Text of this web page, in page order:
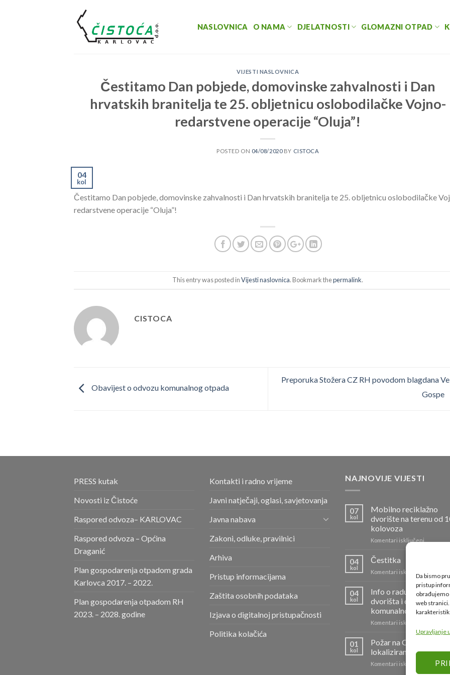
Da bismo
pristup
obrađujemo
web
Upravljanje
NASLOVNICA O NAMA DJELATNOSTI GLOMAZNI OTPAD
VIJESTI NASLOVNICA
Čestitamo Dan pobjede, domovinske zahvalnosti i Dan
hrvatskih branitelja te 25. obljetnicu oslobodilačke Vojno-
redarstvene operacije “Oluja”!
POSTED ON 04/08/2020BY CISTOCA
04
kol
Čestitamo Dan pobjede, domovinske zahvalnosti i Dan hrvatskih branitelja te 25. obljetnicu oslobodilačke
redarstvene operacije “Oluja”!
This entry was posted inVijesti naslovnica. Bookmark thepermalink.
CISTOCA
Obavijest o odvozu komunalnog otpada
Preporuka Stožera CZ RH povodom blagdana
Gospe
PRESS kutak
Novosti iz Čistoće
Raspored odvoza– KARLOVAC
Raspored odvoza – Općina
Draganić
Plan gospodarenja otpadom grada
Karlovca 2017. – 2022.
Plan gospodarenja otpadom RH
2023. – 2028. godine
Kontakti i radno vrijeme
Javni natječaji, oglasi, savjetovanja
Javna nabava
Zakoni, odluke, pravilnici
Arhiva
Pristup informacijama
Zaštita osobnih podataka
Izjava o digitalnoj pristupačnosti
Politika kolačića
NAJNOVIJE VIJESTI
07
kol
Mobilno reciklažno
dvorište na terenu od
kolovoza
Komentari isključeni
na
terenu
od
04
kol
Čestitka
Komentari isključeni
Čestitka
04
kol
Info o radu reciklažnih
dvorišta i odvozu
komunalnog otpada
Komentari isključeni
Info
dvorišta
i
01
kol
Požar na Odlagalištu
lokaliziran
Komentari isključeni